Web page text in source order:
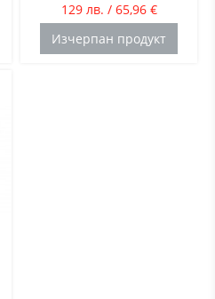
129 лв. / 65,96 €
Изчерпан продукт